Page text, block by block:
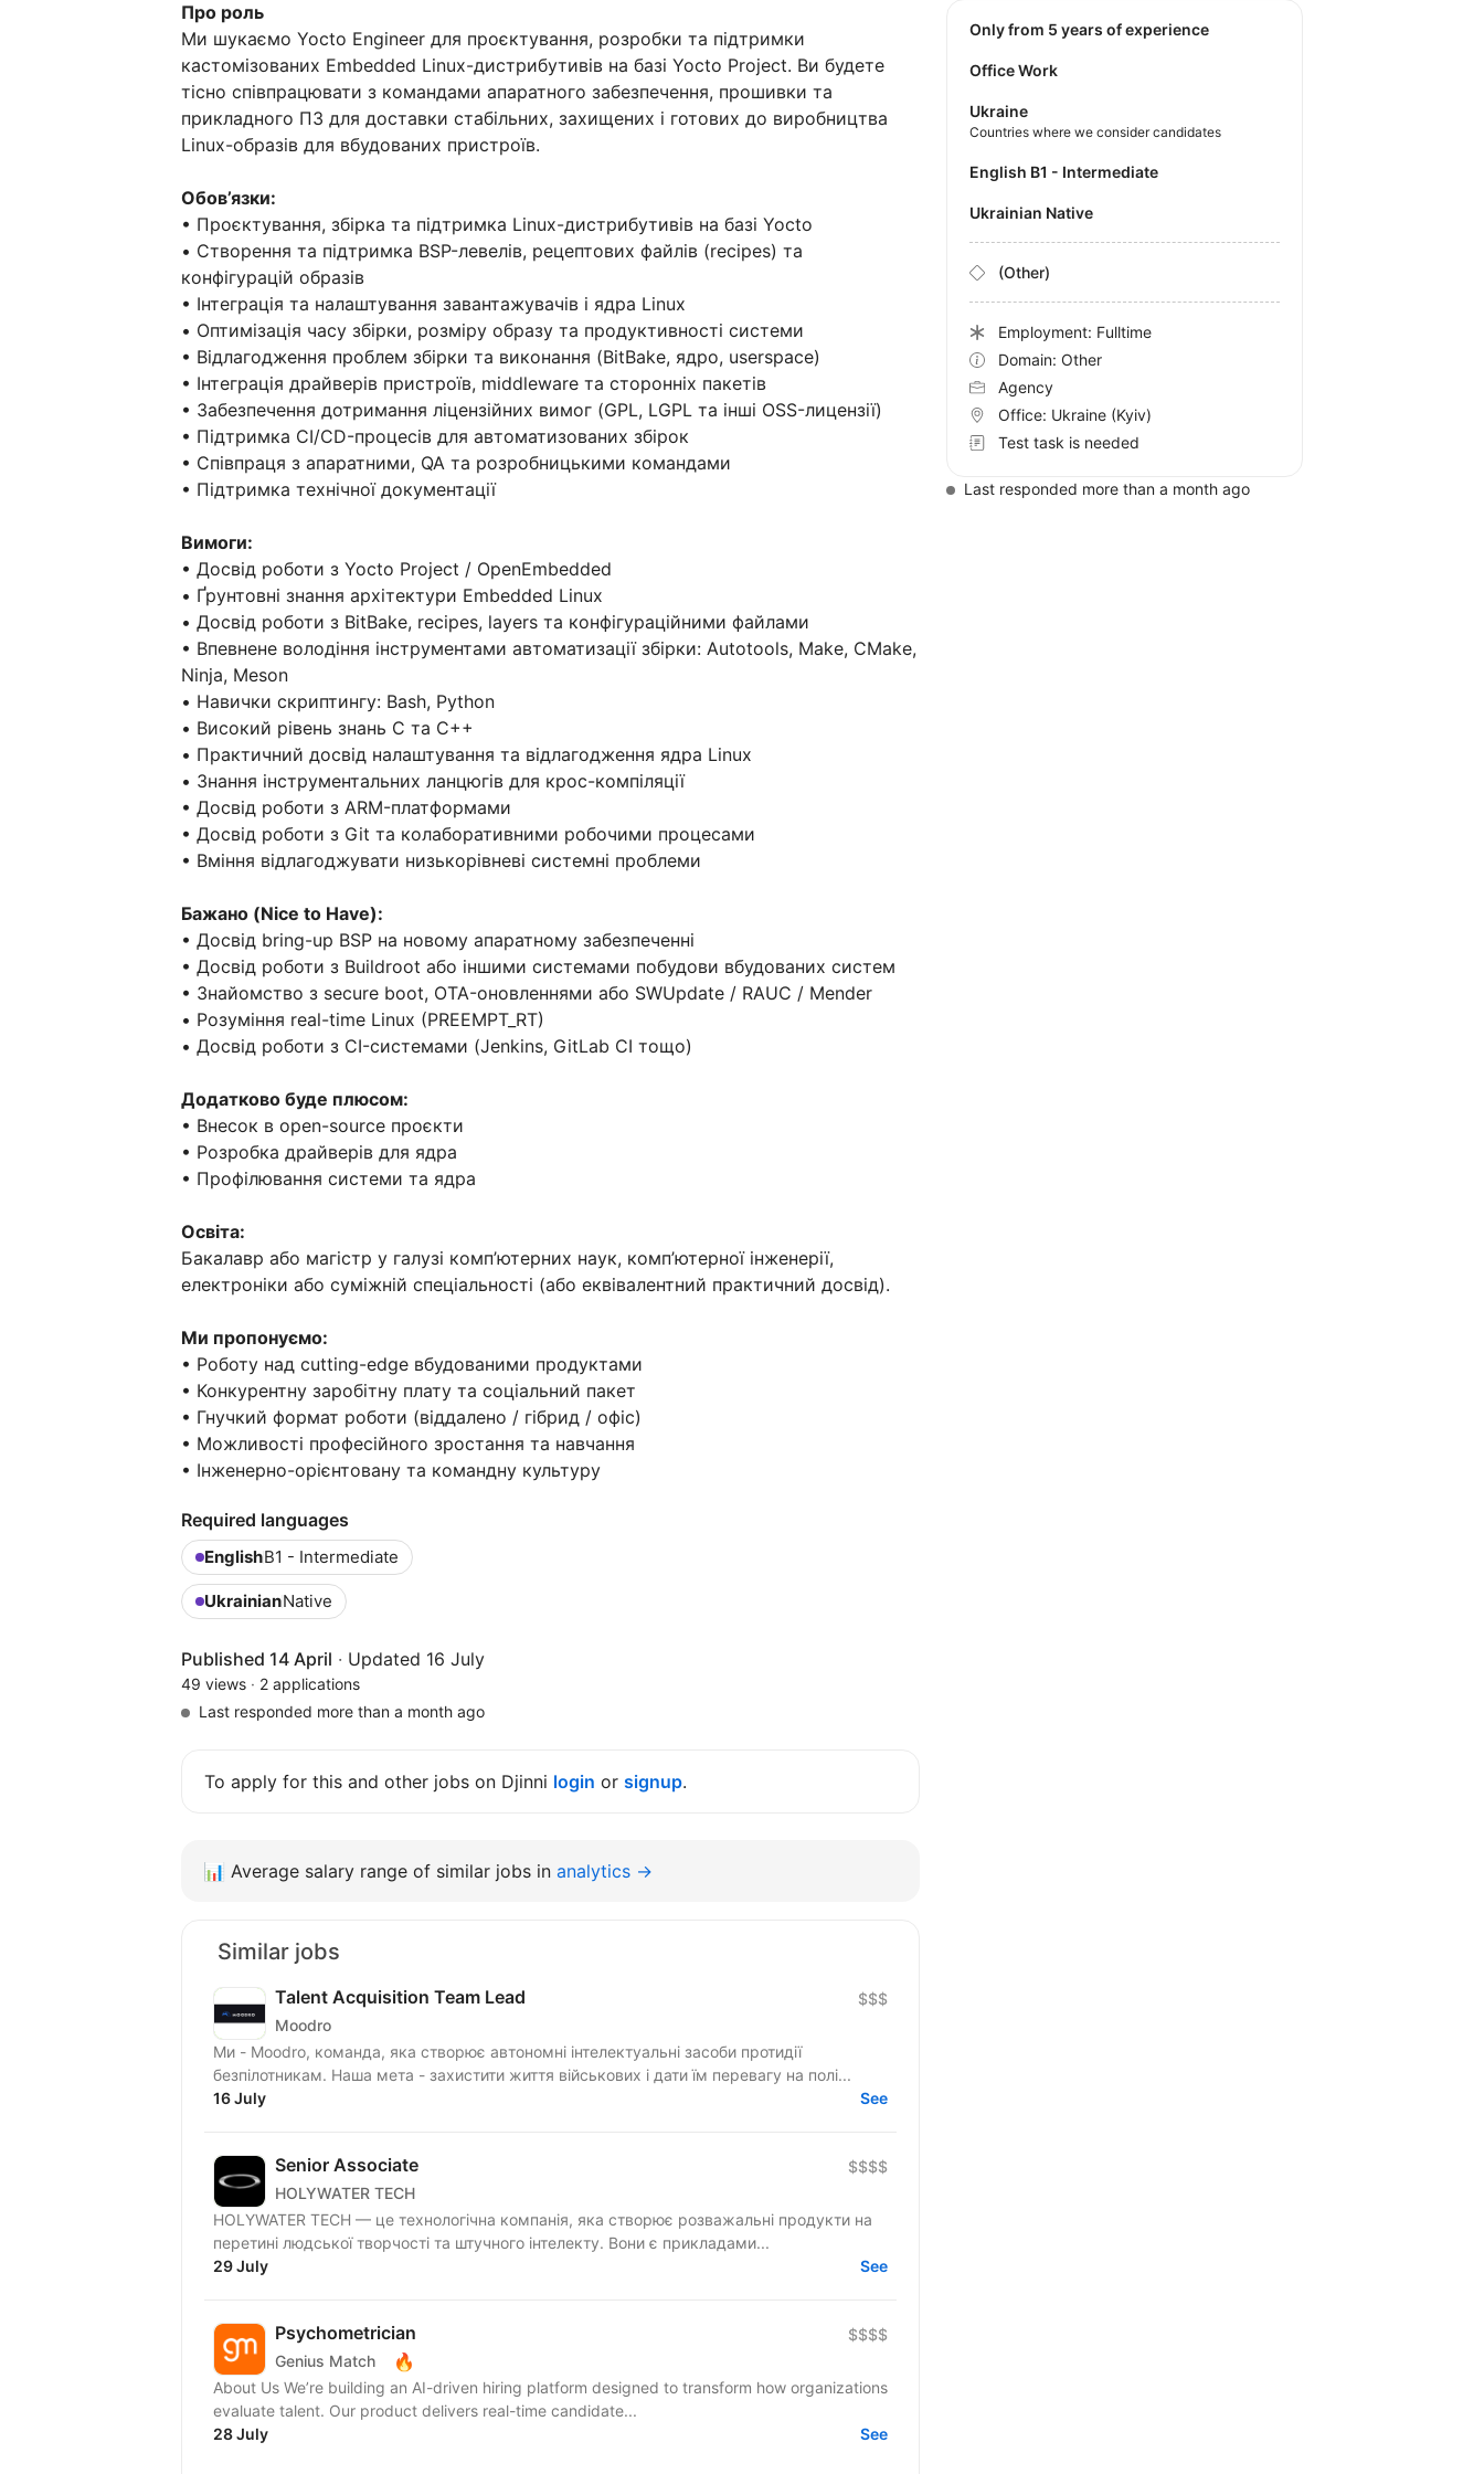
Про роль
Ми шукаємо Yocto Engineer для проєктування, розробки та підтримки
кастомізованих Embedded Linux-дистрибутивів на базі Yocto Project. Ви будете
тісно співпрацювати з командами апаратного забезпечення, прошивки та
прикладного ПЗ для доставки стабільних, захищених і готових до виробництва
Linux-образів для вбудованих пристроїв.
Обов’язки:
• Проєктування, збірка та підтримка Linux-дистрибутивів на базі Yocto
• Створення та підтримка BSP-левелів, рецептових файлів (recipes) та
конфігурацій образів
• Інтеграція та налаштування завантажувачів і ядра Linux
• Оптимізація часу збірки, розміру образу та продуктивності системи
• Відлагодження проблем збірки та виконання (BitBake, ядро, userspace)
• Інтеграція драйверів пристроїв, middleware та сторонніх пакетів
• Забезпечення дотримання ліцензійних вимог (GPL, LGPL та інші OSS-лицензії)
• Підтримка CI/CD-процесів для автоматизованих збірок
• Співпраця з апаратними, QA та розробницькими командами
• Підтримка технічної документації
Вимоги:
• Досвід роботи з Yocto Project / OpenEmbedded
• Ґрунтовні знання архітектури Embedded Linux
• Досвід роботи з BitBake, recipes, layers та конфігураційними файлами
• Впевнене володіння інструментами автоматизації збірки: Autotools, Make, CMake,
Ninja, Meson
• Навички скриптингу: Bash, Python
• Високий рівень знань C та C++
• Практичний досвід налаштування та відлагодження ядра Linux
• Знання інструментальних ланцюгів для крос-компіляції
• Досвід роботи з ARM-платформами
• Досвід роботи з Git та колаборативними робочими процесами
• Вміння відлагоджувати низькорівневі системні проблеми
Бажано (Nice to Have):
• Досвід bring-up BSP на новому апаратному забезпеченні
• Досвід роботи з Buildroot або іншими системами побудови вбудованих систем
• Знайомство з secure boot, OTA-оновленнями або SWUpdate / RAUC / Mender
• Розуміння real-time Linux (PREEMPT_RT)
• Досвід роботи з CI-системами (Jenkins, GitLab CI тощо)
Додатково буде плюсом:
• Внесок в open-source проєкти
• Розробка драйверів для ядра
• Профілювання системи та ядра
Освіта:
Бакалавр або магістр у галузі комп’ютерних наук, комп’ютерної інженерії,
електроніки або суміжній спеціальності (або еквівалентний практичний досвід).
Ми пропонуємо:
• Роботу над cutting-edge вбудованими продуктами
• Конкурентну заробітну плату та соціальний пакет
• Гнучкий формат роботи (віддалено / гібрид / офіс)
• Можливості професійного зростання та навчання
• Інженерно-орієнтовану та командну культуру
Required languages
EnglishB1 - Intermediate
UkrainianNative
Published 14 April · Updated 16 July
49 views · 2 applications
Last responded more than a month ago
To apply for this and other jobs on Djinni login or signup.
Only from 5 years of experience
Office Work
Ukraine
Countries where we consider candidates
English B1 - Intermediate
Ukrainian Native
(Other)
Employment: Fulltime
Domain: Other
Agency
Office: Ukraine (Kyiv)
Test task is needed
Last responded more than a month ago
📊 Average salary range of similar jobs in analytics →
Similar jobs
Talent Acquisition Team Lead
Moodro
$$$
Ми - Moodro, команда, яка створює автономні інтелектуальні засоби протидії
безпілотникам. Наша мета - захистити життя військових і дати їм перевагу на полі...
16 July
See
Senior Associate
HOLYWATER TECH
$$$$
HOLYWATER TECH — це технологічна компанія, яка створює розважальні продукти на
перетині людської творчості та штучного інтелекту. Вони є прикладами...
29 July
See
Psychometrician
Genius Match 🔥
$$$$
About Us We’re building an AI-driven hiring platform designed to transform how organizations
evaluate talent. Our product delivers real-time candidate...
28 July
See